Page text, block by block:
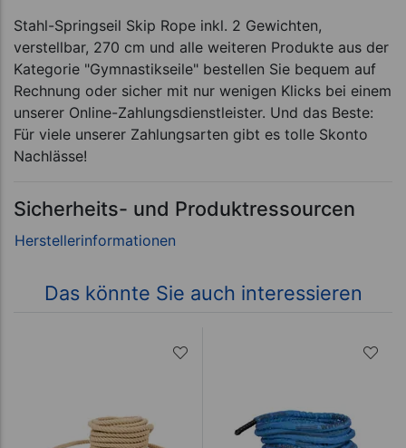
Stahl-Springseil Skip Rope inkl. 2 Gewichten,
verstellbar, 270 cm und alle weiteren Produkte aus der
Kategorie "Gymnastikseile" bestellen Sie bequem auf
Rechnung oder sicher mit nur wenigen Klicks bei einem
unserer Online-Zahlungsdienstleister. Und das Beste:
Für viele unserer Zahlungsarten gibt es tolle Skonto
Nachlässe!
Sicherheits- und Produktressourcen
Das könnte Sie auch interessieren